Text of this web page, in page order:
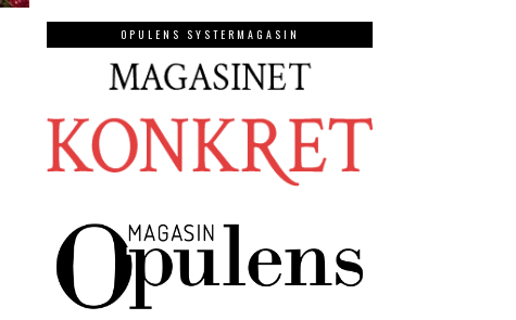
OPULENS SYSTERMAGASIN